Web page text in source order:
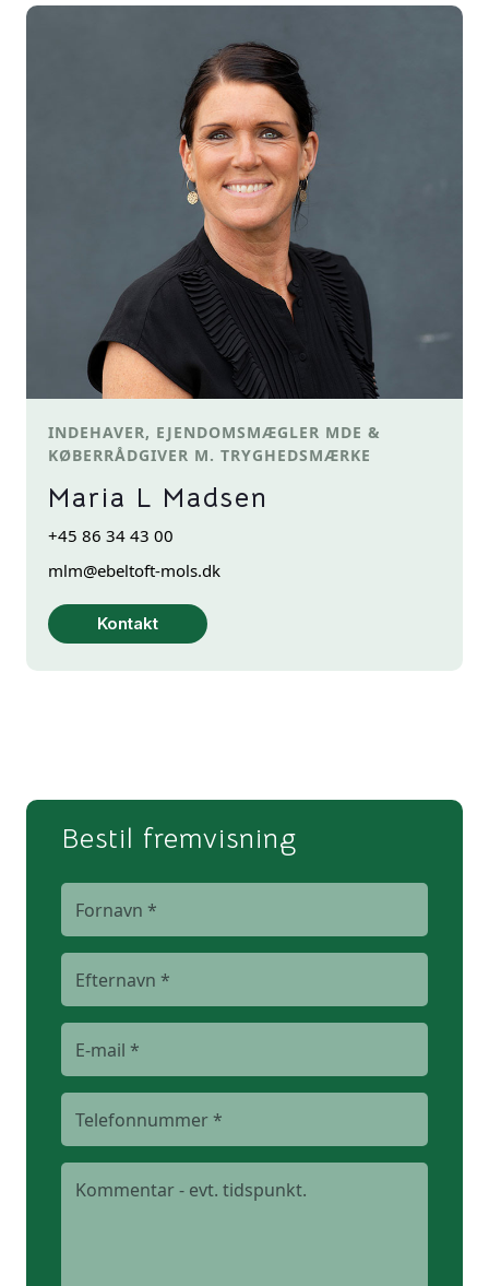
INDEHAVER, EJENDOMSMÆGLER MDE &
KØBERRÅDGIVER M. TRYGHEDSMÆRKE
Maria L Madsen
+45 86 34 43 00
mlm@ebeltoft-mols.dk
Kontakt
Bestil fremvisning